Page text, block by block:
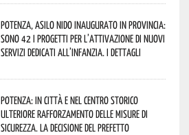
Potenza, asilo nido inaugurato in provincia:
sono 42 i progetti per l’attivazione di nuovi
servizi dedicati all’infanzia. I dettagli
Potenza: in città e nel centro storico
ulteriore rafforzamento delle misure di
sicurezza. La decisione del Prefetto